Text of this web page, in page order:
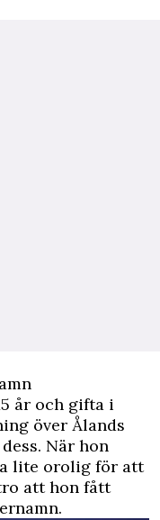
år och gifta i
över Ålands
När hon
lite orolig för att
att hon fått